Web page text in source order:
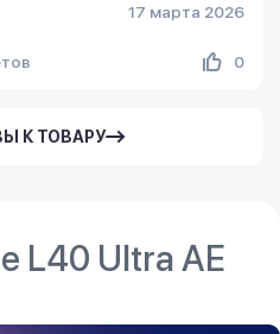
17 марта 2026
0
К ТОВАРУ
L40 Ultra AE